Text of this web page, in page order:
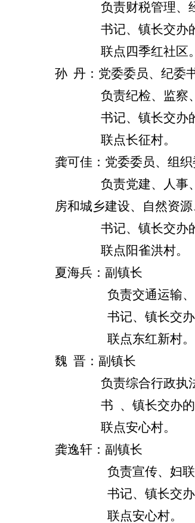
负责财税管理、
书记、镇长交办的
联点四季红社区。
孙 丹 ：党委委员、纪委
负责纪检、监察、
书记、镇长交办的
联点长征村。
龚可佳： 党委委员、组
负责党建、人事、绩
房和城乡建设、自然资
书记、镇长交办的
联点阳雀洪村。
夏海兵：副镇长
负责交通运输、公路
书记、镇长交办的
联点东红新村。
魏 晋：副镇长
负责综合行政执法、
书 、镇长交办的其
联点安心村。
龚逸轩：副镇长
负责宣传、妇联、
书记、镇长交办的
联点安心村。